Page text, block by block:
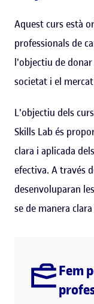
Aquest curs està
professionals de
l'objectiu de donar
societat i el
L'objectiu dels
Skills Lab és
clara i aplicada
efectiva. A través
desenvoluparan
se de manera
Fem